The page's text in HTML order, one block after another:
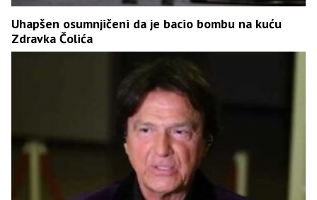
Uhapšen osumnjičeni da je bacio bombu na kuću
Zdravka Čolića